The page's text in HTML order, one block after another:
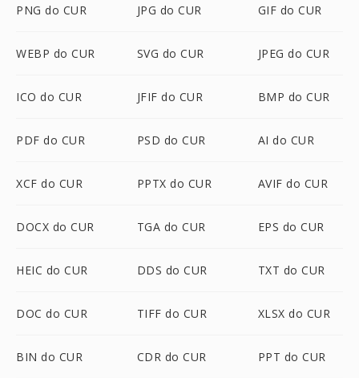
PNG do CUR JPG do CUR GIF do CUR
WEBP do CUR SVG do CUR JPEG do CUR
ICO do CUR JFIF do CUR BMP do CUR
PDF do CUR PSD do CUR AI do CUR
XCF do CUR PPTX do CUR AVIF do CUR
DOCX do CUR TGA do CUR EPS do CUR
HEIC do CUR DDS do CUR TXT do CUR
DOC do CUR TIFF do CUR XLSX do CUR
BIN do CUR CDR do CUR PPT do CUR